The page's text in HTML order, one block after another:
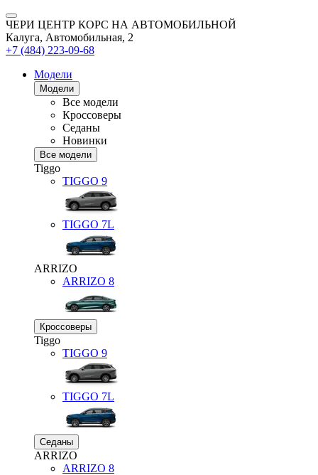
ЧЕРИ ЦЕНТР КОРС НА АВТОМОБИЛЬНОЙ
Калуга, Автомобильная, 2
+7 (484) 223-09-68
Модели
Модели
Все модели
Кроссоверы
Седаны
Новинки
Все модели
Tiggo
TIGGO 9
TIGGO 7L
ARRIZO
ARRIZO 8
Кроссоверы
Tiggo
TIGGO 9
TIGGO 7L
Седаны
ARRIZO
ARRIZO 8